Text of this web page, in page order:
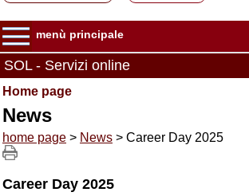
menù principale
SOL - Servizi online
Home page
News
home page > News > Career Day 2025
Career Day 2025